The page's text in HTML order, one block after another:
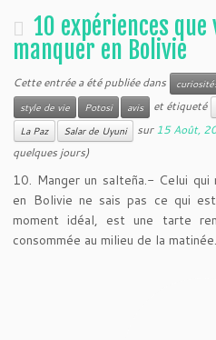
10 expériences que
manquer en Bolivie
Cette entrée a été publiée dans
style de vie
Potosi avis et étiqueté
La Paz
Salar de Uyuni sur15 Août,
quelques jours)
10. Manger un salteña.- Celui
en Bolivie ne sais pas ce qui
moment idéal, est une tarte
consommée au milieu de la